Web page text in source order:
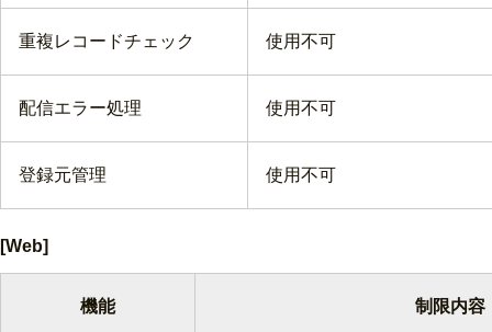
重複レコードチェック 使用不可
配信エラー処理 使用不可
登録元管理 使用不可
[Web]
機能 制限内容